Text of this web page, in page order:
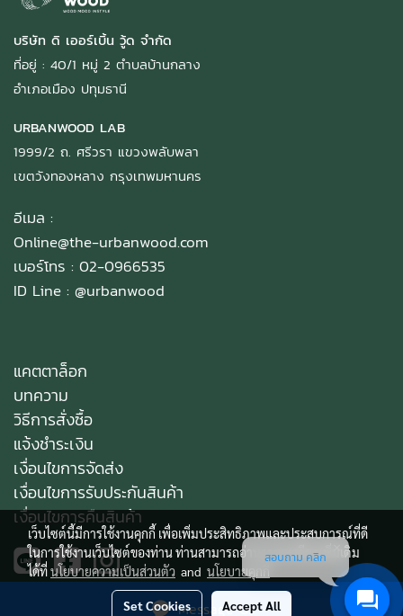
Message Us
บริษัท ดิ เออร์เบิ้น วู้ด จำกัด
ที่อยู่ : 40/1 หมู่ 2 ตำบลบ้านกลาง
อำเภอเมือง ปทุมธานี
URBANWOOD LAB
1999/2 ถ. ศรีวรา แขวงพลับพลา
เขตวังทองหลาง กรุงเทพมหานคร
อีเมล :
Online@the-urbanwood.com
เบอร์โทร : 02-0966535
ID Line : @urbanwood
แคตตาล็อก
บทความ
วิธีการสั่งซื้อ
แจ้งชำระเงิน
เงื่อนไขการจัดส่ง
เงื่อนไขการรับประกันสินค้า
เงื่อนไขการคืนสินค้า
เว็บไซต์นี้มีการใช้งานคุกกี้ เพื่อเพิ่มประสิทธิภาพและประสบการณ์ที่ดี
ในการใช้งานเว็บไซต์ของท่าน ท่านสามารถอ่านรายละเอียดเพิ่มเติม
ได้ที่นโยบายความเป็นส่วนตัว and นโยบายคุกกี้
Set Cookies Accept All
สอบถาม คลิก